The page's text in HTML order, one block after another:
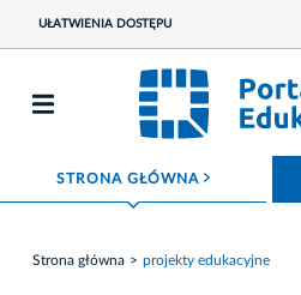
UŁATWIENIA DOSTĘPU
STRONA GŁÓWNA ROZWIŃ MENU
Strona główna projekty edukacyjne